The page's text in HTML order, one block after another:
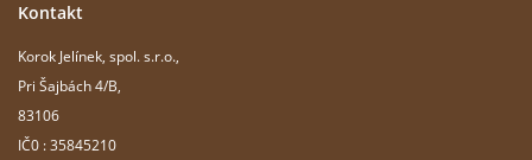
Kontakt
Korok Jelínek, spol. s.r.o.,
Pri Šajbách 4/B,
83106
IČ0 : 35845210